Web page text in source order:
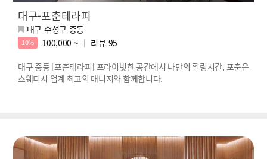
대구-포춘테라피
대구 수성구 중동
10% 100,000 ~ 리뷰 95
대구 중동 [포춘테라피] 프라이빗한 공간에서 나만의 힐링시간, 포춘은
스웨디시 업계 최고의 매니저와 함께합니다.